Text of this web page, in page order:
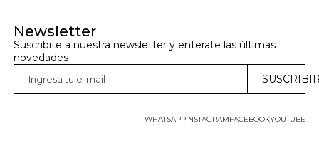
Newsletter
Suscribite a nuestra newsletter y enterate las últimas
novedades
WHATSAPP FACEBOOKYOUTUBE
INSTAGRAM